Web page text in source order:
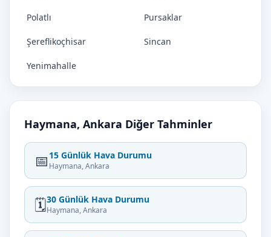
Polatlı Pursaklar
Şereflikoçhisar Sincan
Yenimahalle
Haymana, Ankara Diğer Tahminler
📅 15 Günlük Hava Durumu
Haymana, Ankara
🗓️30 Günlük Hava Durumu
Haymana, Ankara